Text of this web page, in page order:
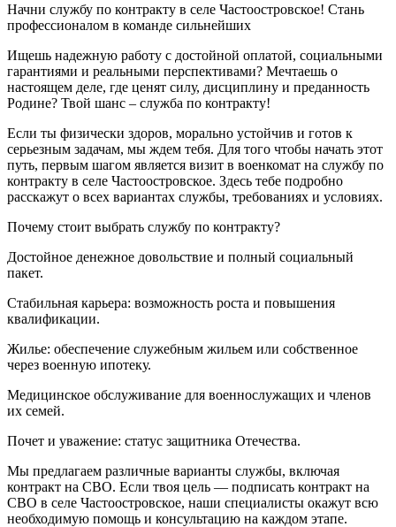
Начни службу по контракту в селе Частоостровское! Стань
профессионалом в команде сильнейших
Ищешь надежную работу с достойной оплатой, социальными
гарантиями и реальными перспективами? Мечтаешь о
настоящем деле, где ценят силу, дисциплину и преданность
Родине? Твой шанс – служба по контракту!
Если ты физически здоров, морально устойчив и готов к
серьезным задачам, мы ждем тебя. Для того чтобы начать этот
путь, первым шагом является визит в военкомат на службу по
контракту в селе Частоостровское. Здесь тебе подробно
расскажут о всех вариантах службы, требованиях и условиях.
Почему стоит выбрать службу по контракту?
Достойное денежное довольствие и полный социальный
пакет.
Стабильная карьера: возможность роста и повышения
квалификации.
Жилье: обеспечение служебным жильем или собственное
через военную ипотеку.
Медицинское обслуживание для военнослужащих и членов
их семей.
Почет и уважение: статус защитника Отечества.
Мы предлагаем различные варианты службы, включая
контракт на СВО. Если твоя цель — подписать контракт на
СВО в селе Частоостровское, наши специалисты окажут всю
необходимую помощь и консультацию на каждом этапе.